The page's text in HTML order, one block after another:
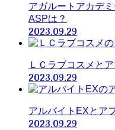
アガルートアカデ
ASPは？
2023.09.29
ＬＣラブコスメと
2023.09.29
アルバイトEXとア
2023.09.29